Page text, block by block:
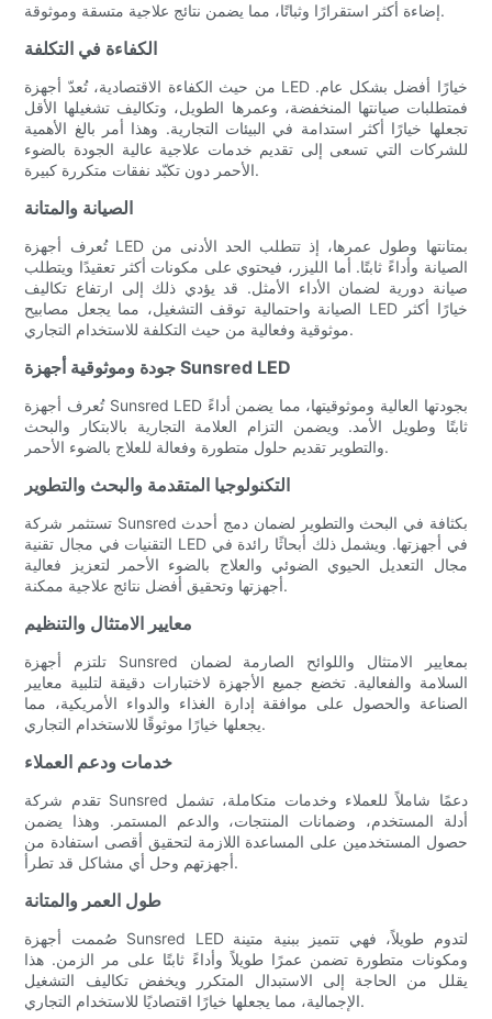
إضاءة أكثر استقرارًا وثباتًا، مما يضمن نتائج علاجية متسقة وموثوقة.
الكفاءة في التكلفة
من حيث الكفاءة الاقتصادية، تُعدّ أجهزة LED خيارًا أفضل بشكل عام.
فمتطلبات صيانتها المنخفضة، وعمرها الطويل، وتكاليف تشغيلها الأقل
تجعلها خيارًا أكثر استدامة في البيئات التجارية. وهذا أمر بالغ الأهمية
للشركات التي تسعى إلى تقديم خدمات علاجية عالية الجودة بالضوء
الأحمر دون تكبّد نفقات متكررة كبيرة.
الصيانة والمتانة
تُعرف أجهزة LED بمتانتها وطول عمرها، إذ تتطلب الحد الأدنى من
الصيانة وأداءً ثابتًا. أما الليزر، فيحتوي على مكونات أكثر تعقيدًا ويتطلب
صيانة دورية لضمان الأداء الأمثل. قد يؤدي ذلك إلى ارتفاع تكاليف
الصيانة واحتمالية توقف التشغيل، مما يجعل مصابيح LED خيارًا أكثر
موثوقية وفعالية من حيث التكلفة للاستخدام التجاري.
جودة وموثوقية أجهزة Sunsred LED
تُعرف أجهزة Sunsred LED بجودتها العالية وموثوقيتها، مما يضمن أداءً
ثابتًا وطويل الأمد. ويضمن التزام العلامة التجارية بالابتكار والبحث
والتطوير تقديم حلول متطورة وفعالة للعلاج بالضوء الأحمر.
التكنولوجيا المتقدمة والبحث والتطوير
تستثمر شركة Sunsred بكثافة في البحث والتطوير لضمان دمج أحدث
التقنيات في مجال تقنية LED في أجهزتها. ويشمل ذلك أبحاثًا رائدة في
مجال التعديل الحيوي الضوئي والعلاج بالضوء الأحمر لتعزيز فعالية
أجهزتها وتحقيق أفضل نتائج علاجية ممكنة.
معايير الامتثال والتنظيم
تلتزم أجهزة Sunsred بمعايير الامتثال واللوائح الصارمة لضمان
السلامة والفعالية. تخضع جميع الأجهزة لاختبارات دقيقة لتلبية معايير
الصناعة والحصول على موافقة إدارة الغذاء والدواء الأمريكية، مما
يجعلها خيارًا موثوقًا للاستخدام التجاري.
خدمات ودعم العملاء
تقدم شركة Sunsred دعمًا شاملاً للعملاء وخدمات متكاملة، تشمل
أدلة المستخدم، وضمانات المنتجات، والدعم المستمر. وهذا يضمن
حصول المستخدمين على المساعدة اللازمة لتحقيق أقصى استفادة من
أجهزتهم وحل أي مشاكل قد تطرأ.
طول العمر والمتانة
صُممت أجهزة Sunsred LED لتدوم طويلاً، فهي تتميز ببنية متينة
ومكونات متطورة تضمن عمرًا طويلاً وأداءً ثابتًا على مر الزمن. هذا
يقلل من الحاجة إلى الاستبدال المتكرر ويخفض تكاليف التشغيل
الإجمالية، مما يجعلها خيارًا اقتصاديًا للاستخدام التجاري.